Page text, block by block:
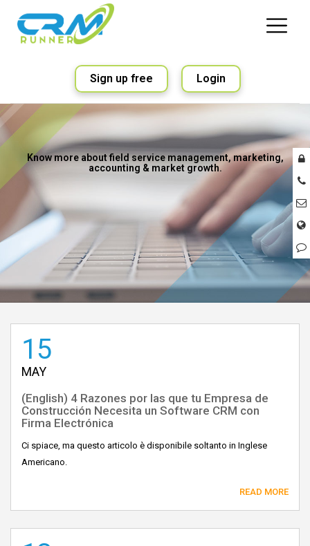
Sign up free Login
Know more about field service management, marketing,
accounting & market growth.
15
MAY
(English) 4 Razones por las que tu Empresa de
Construcción Necesita un Software CRM con
Firma Electrónica
Ci spiace, ma questo articolo è disponibile soltanto in Inglese
Americano.
READ MORE